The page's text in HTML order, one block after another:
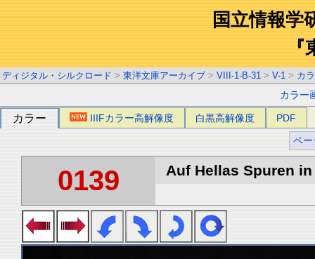
国立情報学
『
ディジタル・シルクロード > 東洋文庫アーカイブ > VIII-1-B-31 > V-1 > カ
カラー
カラー IIIFカラー高解像度 白黒高解像度 PDF
ペー
0139 Auf Hellas Spuren